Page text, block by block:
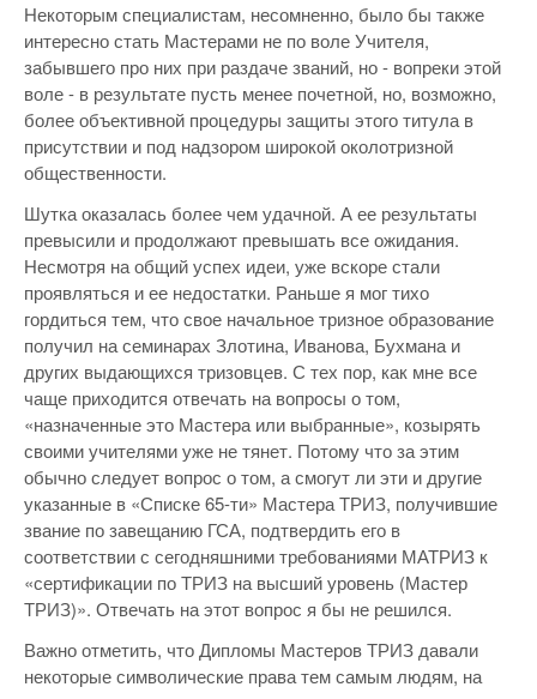
Некоторым специалистам, несомненно, было бы также
интересно стать Мастерами не по воле Учителя,
забывшего про них при раздаче званий, но - вопреки этой
воле - в результате пусть менее почетной, но, возможно,
более объективной процедуры защиты этого титула в
присутствии и под надзором широкой околотризной
общественности.
Шутка оказалась более чем удачной. А ее результаты
превысили и продолжают превышать все ожидания.
Несмотря на общий успех идеи, уже вскоре стали
проявляться и ее недостатки. Раньше я мог тихо
гордиться тем, что свое начальное тризное образование
получил на семинарах Злотина, Иванова, Бухмана и
других выдающихся тризовцев. С тех пор, как мне все
чаще приходится отвечать на вопросы о том,
«назначенные это Мастера или выбранные», козырять
своими учителями уже не тянет. Потому что за этим
обычно следует вопрос о том, а смогут ли эти и другие
указанные в «Списке 65-ти» Мастера ТРИЗ, получившие
звание по завещанию ГСА, подтвердить его в
соответствии с сегодняшними требованиями МАТРИЗ к
«сертификации по ТРИЗ на высший уровень (Мастер
ТРИЗ)». Отвечать на этот вопрос я бы не решился.
Важно отметить, что Дипломы Мастеров ТРИЗ давали
некоторые символические права тем самым людям, на